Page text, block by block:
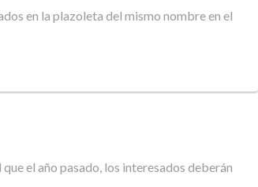
en la plazoleta del mismo nombre en el
el año pasado, los interesados deberán